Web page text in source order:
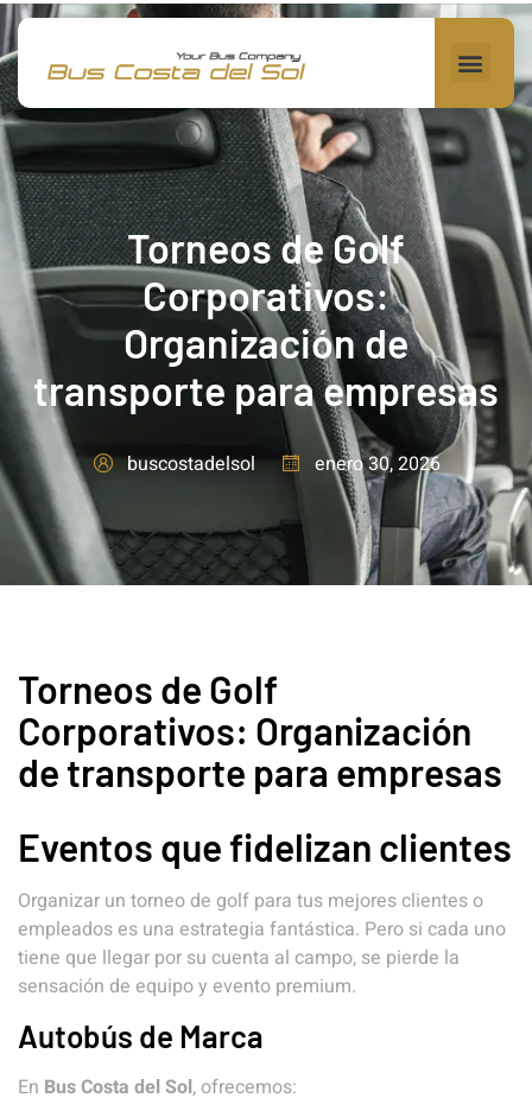
Torneos de Golf
Corporativos:
Organización de
transporte para empresas
buscostadelsol enero 30, 2026
Torneos de Golf
Corporativos: Organización
de transporte para empresas
Eventos que fidelizan clientes
Organizar un torneo de golf para tus mejores clientes o
empleados es una estrategia fantástica. Pero si cada uno
tiene que llegar por su cuenta al campo, se pierde la
sensación de equipo y evento premium.
Autobús de Marca
En Bus Costa del Sol, ofrecemos: